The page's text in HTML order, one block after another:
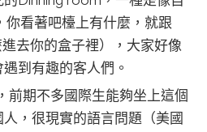
看著吧檯上有什麼，就跟
去你的盒子裡），大家好像
到有趣的客人們。
前期不多國際生能夠坐上這個
，很現實的語言問題（美國